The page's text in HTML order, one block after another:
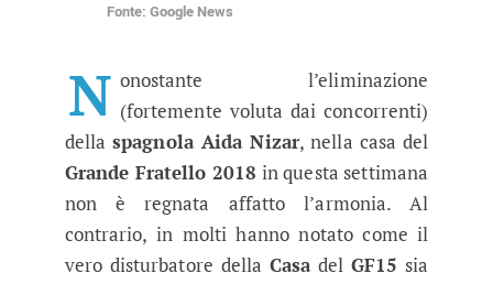
Fonte: Google News
Grande Fratello 15, Mariana è
N onostante l’eliminazione
(fortemente voluta dai concorrenti)
dellaspagnola Aida Nizar, nella casa del
Grande Fratello 2018 in questa settimana
non è regnata affatto l’armonia. Al
contrario, in molti hanno notato come il
vero disturbatore della CasadelGF15 sia